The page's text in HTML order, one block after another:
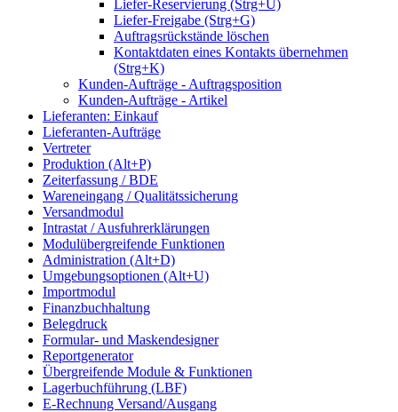
Liefer-Reservierung (Strg+U)
Liefer-Freigabe (Strg+G)
Auftragsrückstände löschen
Kontaktdaten eines Kontakts übernehmen
(Strg+K)
Kunden-Aufträge - Auftragsposition
Kunden-Aufträge - Artikel
Lieferanten: Einkauf
Lieferanten-Aufträge
Vertreter
Produktion (Alt+P)
Zeiterfassung / BDE
Wareneingang / Qualitätssicherung
Versandmodul
Intrastat / Ausfuhrerklärungen
Modulübergreifende Funktionen
Administration (Alt+D)
Umgebungsoptionen (Alt+U)
Importmodul
Finanzbuchhaltung
Belegdruck
Formular- und Maskendesigner
Reportgenerator
Übergreifende Module & Funktionen
Lagerbuchführung (LBF)
E-Rechnung Versand/Ausgang